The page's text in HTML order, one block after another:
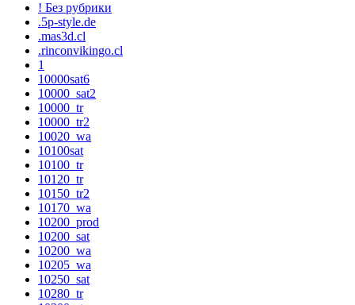
! Без рубрики
.5p-style.de
.mas3d.cl
.rinconvikingo.cl
1
10000sat6
10000_sat2
10000_tr
10000_tr2
10020_wa
10100sat
10100_tr
10120_tr
10150_tr2
10170_wa
10200_prod
10200_sat
10200_wa
10205_wa
10250_sat
10280_tr